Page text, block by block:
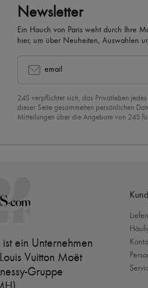
Newsletter
Ein Hauch von Paris weht durch Ihre
hier, um über Neuheiten, Auswahlen
email
24S verpflichtet sich, das Privatleben
dieser Seite gesammelten persönlichen
Mitteilungen über die Angebote von 24S
abzubestellen, klicken Sie einfach auf
ein Unternehmen
Vuitton Moët
Gruppe